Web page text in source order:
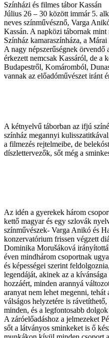
Színházi és filmes tábor Kassán
Július 26 – 30 között immár 5.
neves színművésznő, Varga
Kassán. A napközi tábornak
Színház kamaraszínháza, a
A nagy népszerűségnek örvendő
érkezett nemcsak Kassáról, de a
Budapestről, Komáromból,
vannak az előadóművészet iránt
A kétnyelvű táborban az ifjú
színház megannyi
a filmezés rejtelmeibe, de
díszlettervezők, sőt még a
Az idén a gyerekek három
kettő magyar és egy szlovák
színművészek- Varga Anikó és
konzervatórium frissen végzett
Dominika Morušáková
éven mindhárom csoportnak
és képességei szerint
legendáját, akinek az a
hozzáért, minden arannyá
aranyat nem lehet megenni,
válságos helyzetére is
minden, és a legfontosabb
A záróelőadáshoz a jelmezeket
sőt a látványos sminkeket is ő